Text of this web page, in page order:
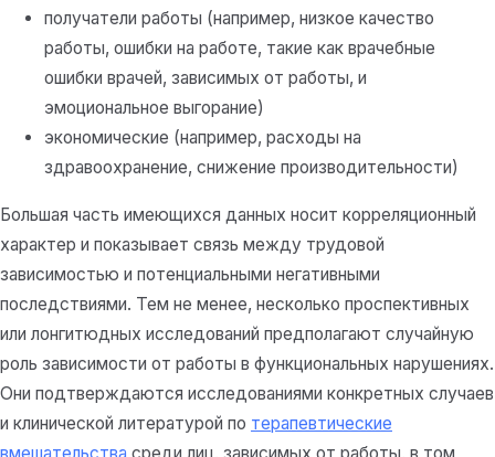
получатели работы (например, низкое качество
работы, ошибки на работе, такие как врачебные
ошибки врачей, зависимых от работы, и
эмоциональное выгорание)
экономические (например, расходы на
здравоохранение, снижение производительности)
Большая часть имеющихся данных носит корреляционный
характер и показывает связь между трудовой
зависимостью и потенциальными негативными
последствиями. Тем не менее, несколько проспективных
или лонгитюдных исследований предполагают случайную
роль зависимости от работы в функциональных нарушениях.
Они подтверждаются исследованиями конкретных случаев
и клинической литературой по терапевтические
вмешательства среди лиц, зависимых от работы, в том